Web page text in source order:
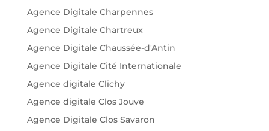
Agence Digitale Charpennes
Agence Digitale Chartreux
Agence Digitale Chaussée-d'Antin
Agence Digitale Cité Internationale
Agence digitale Clichy
Agence digitale Clos Jouve
Agence Digitale Clos Savaron